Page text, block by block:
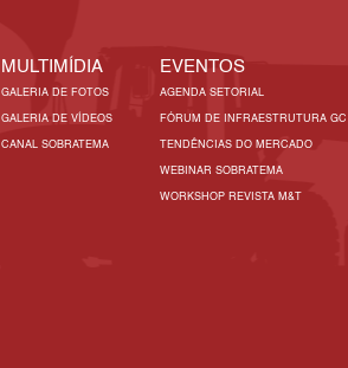
MULTIMÍDIA
GALERIA DE FOTOS
GALERIA DE VÍDEOS
CANAL SOBRATEMA
EVENTOS
AGENDA SETORIAL
FÓRUM DE INFRAESTRUTURA GC
TENDÊNCIAS DO MERCADO
WEBINAR SOBRATEMA
WORKSHOP REVISTA M&T